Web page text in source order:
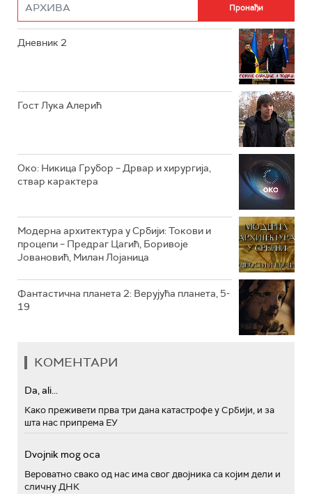
Дневник 2
Гост Лука Алерић
Око: Никица Грубор – Дрвар и хирургија,
ствар карактера
Модерна архитектура у Србији: Токови и
процепи – Предраг Цагић, Боривоје
Јовановић, Милан Лојаница
Фантастична планета 2: Верујућа планета, 5-
19
КОМЕНТАРИ
Da, ali...
Како преживети прва три дана катастрофе у Србији, и за
шта нас припрема ЕУ
Dvojnik mog oca
Вероватно свако од нас има свог двојника са којим дели и
сличну ДНК